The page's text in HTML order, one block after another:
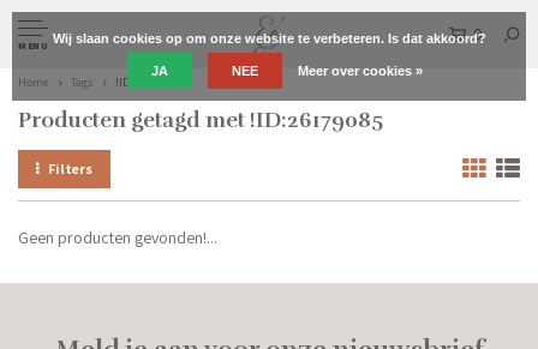
MENU
0
Home Tags !ID:26179085
Producten getagd met !ID:26179085
Filters
Geen producten gevonden!...
Wij slaan cookies op om onze website te verbeteren. Is dat akkoord?
JA NEE Meer over cookies »